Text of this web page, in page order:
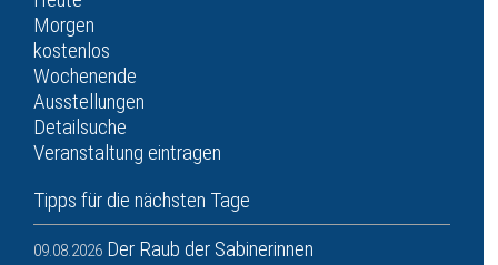
Morgen
kostenlos
Wochenende
Ausstellungen
Detailsuche
Veranstaltung eintragen
Tipps für die nächsten Tage
09.08.2026 Der Raub der Sabinerinnen